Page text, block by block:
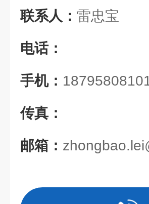
联系人： 雷忠宝
电话：
手机：
传真：
邮箱：